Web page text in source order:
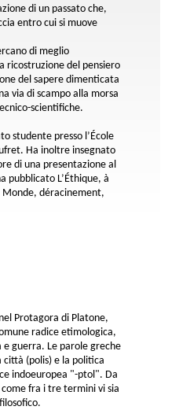
di un passato che,
entro cui si muove
di meglio
ricostruzione del pensiero
del sapere dimenticata
via di scampo alla morsa
scientifiche.
studente presso l’École
Ha inoltre insegnato
di una presentazione al
pubblicato L’Éthique, à
Monde, déracinement,
Protagora di Platone,
radice etimologica,
guerra. Le parole greche
(polis) e la politica
indoeuropea "-ptol". Da
fra i tre termini vi sia